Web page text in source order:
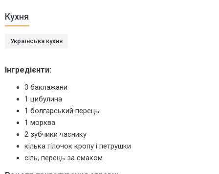
Кухня
Українська кухня
Інгредієнти:
3 баклажани
1 цибулина
1 болгарський перець
1 морква
2 зубчики часнику
кілька гілочок кропу і петрушки
сіль, перець за смаком